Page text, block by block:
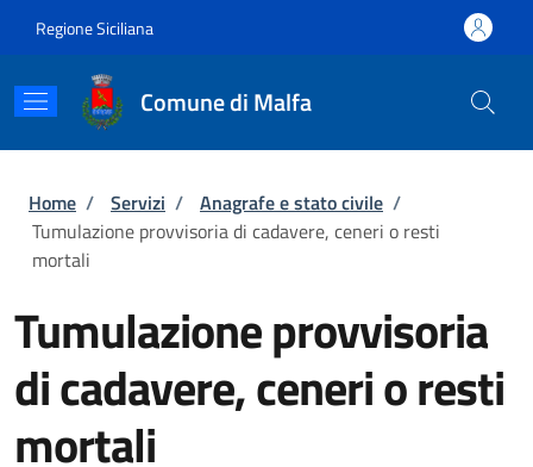
Regione Siciliana
Comune di Malfa
Briciole di pane
Home / Servizi / Anagrafe e stato civile /
Tumulazione provvisoria di cadavere, ceneri o resti
mortali
Tumulazione provvisoria
di cadavere, ceneri o resti
mortali